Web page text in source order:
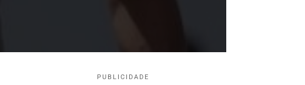
PUBLICIDADE